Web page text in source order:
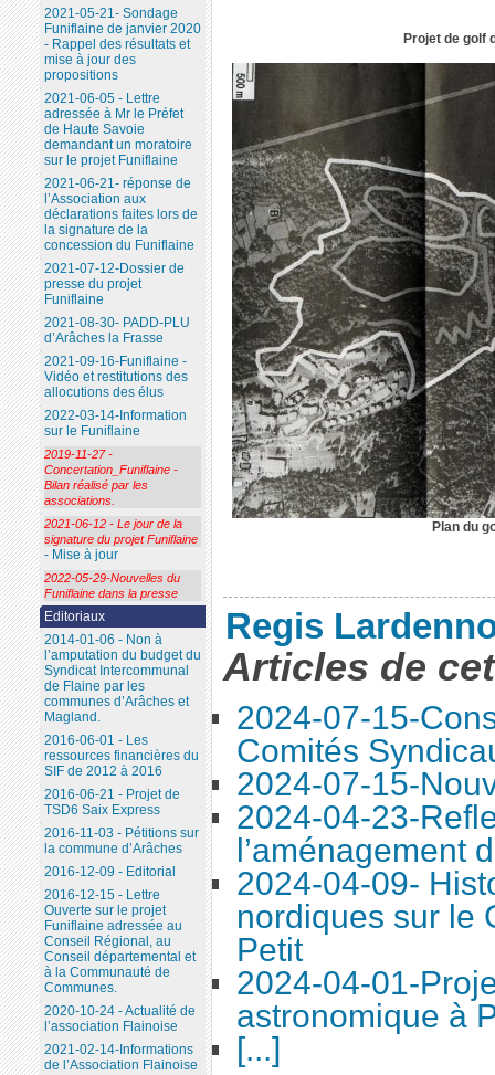
Projet de golf
Plan du
Regis
Articles de
2024-07-15-
Comités
2024-07-15-
2024-04-23-
l’aménagement
2024-04-09-
nordiques sur le
Petit
2024-04-01-
astronomique à
[...]
2021-05-21- Sondage
Funiflaine de janvier 2020
- Rappel des résultats et
mise à jour des
propositions
2021-06-05 - Lettre
adressée à Mr le Préfet
de Haute Savoie
demandant un moratoire
sur le projet Funiflaine
2021-06-21- réponse de
l’Association aux
déclarations faites lors de
la signature de la
concession du Funiflaine
2021-07-12-Dossier de
presse du projet
Funiflaine
2021-08-30- PADD-PLU
d’Arâches la Frasse
2021-09-16-Funiflaine -
Vidéo et restitutions des
allocutions des élus
2022-03-14-Information
sur le Funiflaine
2019-11-27 -
Concertation_Funiflaine -
Bilan réalisé par les
associations.
2021-06-12 - Le jour de la
signature du projet Funiflaine
- Mise à jour
2022-05-29-Nouvelles du
Funiflaine dans la presse
Editoriaux
2014-01-06 - Non à
l’amputation du budget du
Syndicat Intercommunal
de Flaine par les
communes d’Arâches et
Magland.
2016-06-01 - Les
ressources financières du
SIF de 2012 à 2016
2016-06-21 - Projet de
TSD6 Saix Express
2016-11-03 - Pétitions sur
la commune d’Arâches
2016-12-09 - Editorial
2016-12-15 - Lettre
Ouverte sur le projet
Funiflaine adressée au
Conseil Régional, au
Conseil départemental et
à la Communauté de
Communes.
2020-10-24 - Actualité de
l’association Flainoise
2021-02-14-Informations
de l’Association Flainoise